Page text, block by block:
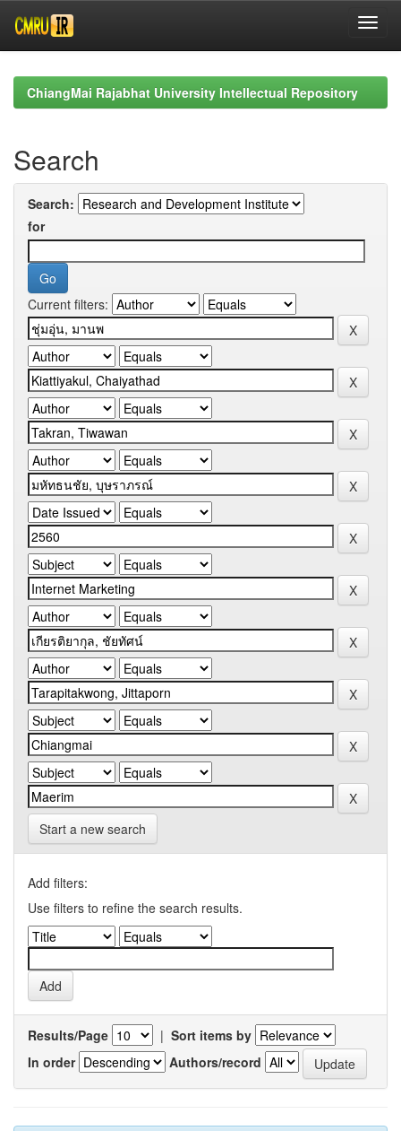
navigationChiangMai Rajabhat University Intellectual Repository
Search
Search:
for
Current filters:
Start a new search
Add filters:
Use filters to refine the search results.
Results/Page | Sort items by
In order
Authors/record